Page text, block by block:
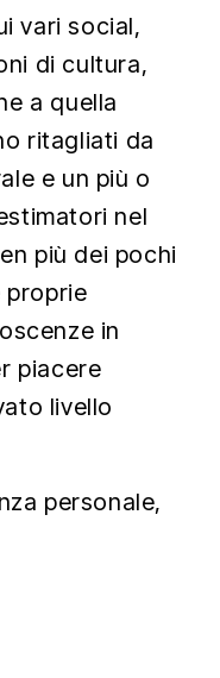
vari social,
di cultura,
a quella
ritagliati da
e un più o
nel
più dei pochi
in
piacere
livello
personale,